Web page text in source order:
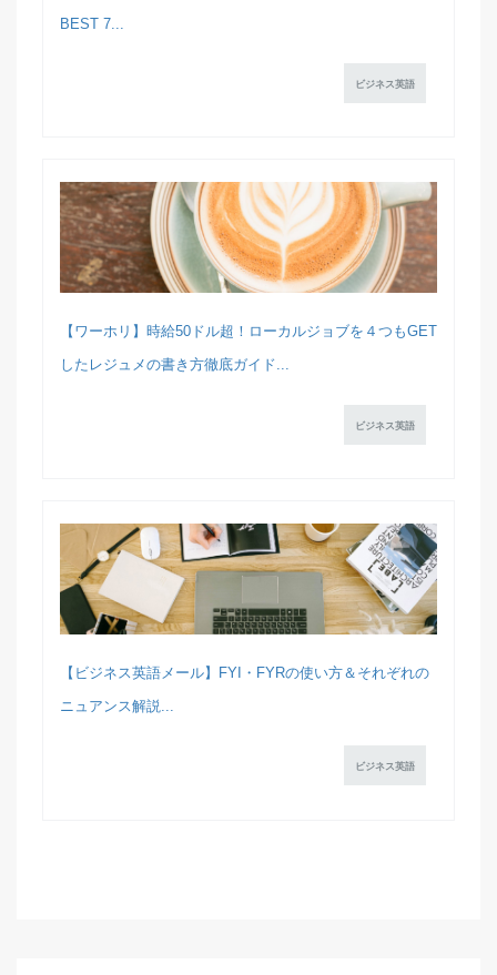
BEST 7...
ビジネス英語
【ワーホリ】時給50ドル超！ローカルジョブを４つもGET
したレジュメの書き方徹底ガイド...
ビジネス英語
【ビジネス英語メール】FYI・FYRの使い方＆それぞれの
ニュアンス解説...
ビジネス英語